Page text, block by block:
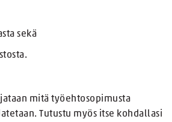
sekä
mitä työehtosopimusta
Tutustu myös itse kohdallasi